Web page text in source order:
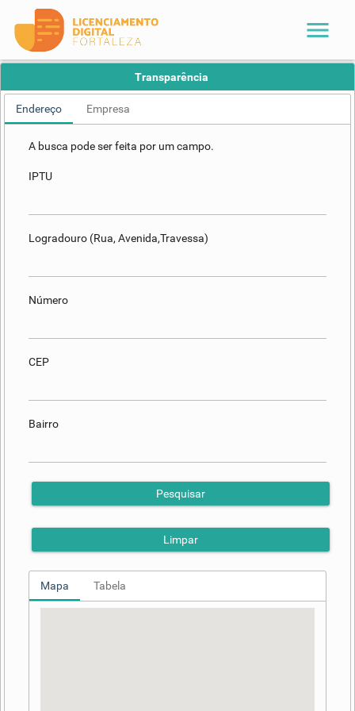
menu
Transparência
Endereço Empresa
A busca pode ser feita por um campo.
IPTU
Logradouro (Rua, Avenida,Travessa)
Número
CEP
Bairro
Pesquisar
Limpar
Mapa Tabela